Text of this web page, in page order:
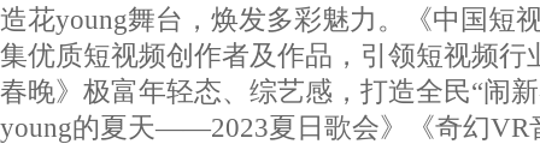
造花young舞台，焕发多彩魅力。《中国短
集优质短视频创作者及作品，引领短视频行
春晚》极富年轻态、综艺感，打造全民“闹
young的夏天——2023夏日歌会》《奇幻VR